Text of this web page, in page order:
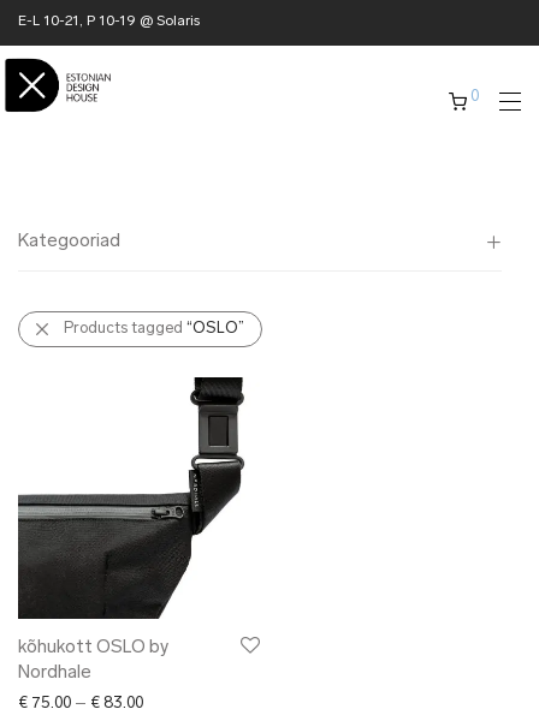
E-L 10-21, P 10-19 @ Solaris
0
Kategooriad
Kõik
✖ KODU
✖ MUU
✖ LÕPUMÜÜK
✖ DISAINERID
Products tagged “OSLO”
kõhukott OSLO by
Nordhale
€ 75.00 – € 83.00Price range: € 75.00 through € 83.00